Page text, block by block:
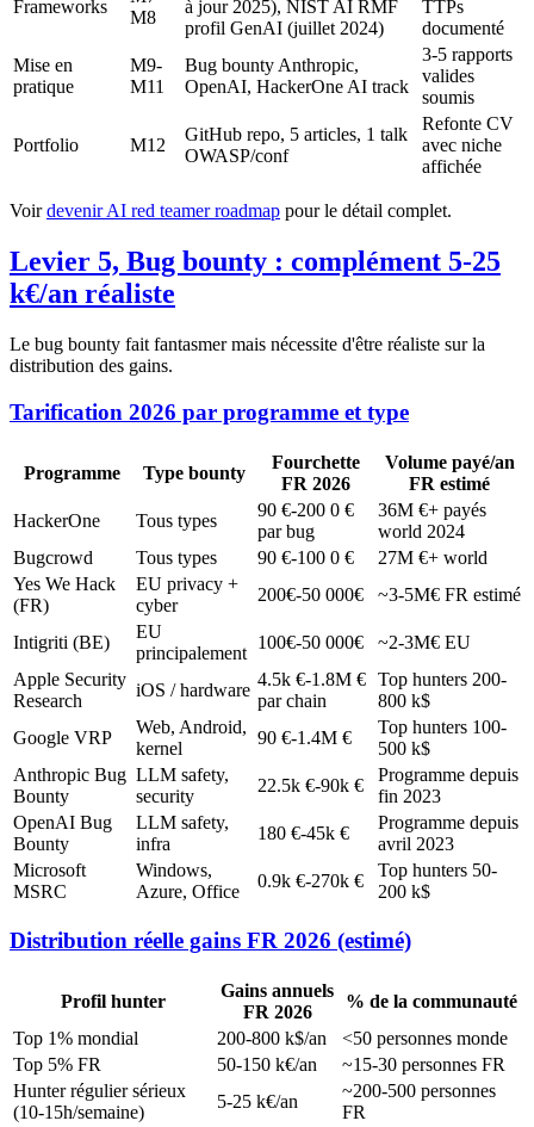
Frameworks
M8
à jour 2025), NIST AI RMF
profil GenAI (juillet 2024)
TTPs
documenté
Mise en
pratique
M9-
M11
Bug bounty Anthropic,
OpenAI, HackerOne AI track
3-5 rapports
valides
soumis
Portfolio M12
GitHub repo, 5 articles, 1 talk
OWASP/conf
Refonte CV
avec niche
affichée
Voirdevenir AI red teamer roadmap pour le détail complet.
Levier 5, Bug bounty : complément 5-25
k€/an réaliste
Le bug bounty fait fantasmer mais nécessite d'être réaliste sur la
distribution des gains.
Tarification 2026 par programme et type
Programme Type bounty
Fourchette
FR 2026
Volume payé/an
FR estimé
HackerOne
Tous types
90 €-200 0 €
par bug
36M €+ payés
world 2024
Bugcrowd
Tous types 90 €-100 0 €
27M €+ world
Yes We Hack
(FR)
EU privacy +
cyber
200€-50 000€ ~3-5M€ FR estimé
Intigriti (BE)
EU
principalement
100€-50 000€
~2-3M€ EU
Apple Security
Research
iOS / hardware
4.5k €-1.8M €
par chain
Top hunters 200-
800 k$
Google VRP
Web, Android,
kernel
90 €-1.4M €
Top hunters 100-
500 k$
Anthropic Bug
Bounty
LLM safety,
security
22.5k €-90k €
Programme depuis
fin 2023
OpenAI Bug
Bounty
LLM safety,
infra
180 €-45k €
Programme depuis
avril 2023
Microsoft
MSRC
Windows,
Azure, Office
0.9k €-270k €
Top hunters 50-
200 k$
Distribution réelle gains FR 2026 (estimé)
Profil hunter
Gains annuels
FR 2026
% de la communauté
Top 1% mondial
200-800 k$/an
<50 personnes monde
Top 5% FR
50-150 k€/an
~15-30 personnes FR
Hunter régulier sérieux
(10-15h/semaine)
5-25 k€/an
~200-500 personnes
FR